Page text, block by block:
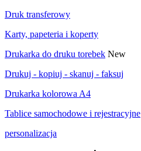
Druk transferowy
Karty, papeteria i koperty
Drukarka do druku torebek New
Drukuj - kopiuj - skanuj - faksuj
Drukarka kolorowa A4
Tablice samochodowe i rejestracyjne
personalizacja